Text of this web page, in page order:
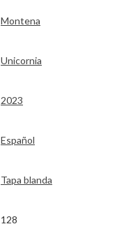
Montena
Unicornia
2023
Español
Tapa blanda
128